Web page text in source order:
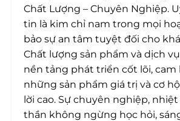
Chất Lượng – Chuyên Nghiệp.
tin là kim chỉ nam trong mọi
bảo sự an tâm tuyệt đối cho
Chất lượng sản phẩm và dịch
nền tảng phát triển cốt lõi, cam
những sản phẩm giá trị và cơ
lời cao. Sự chuyên nghiệp,
thần không ngừng học hỏi,